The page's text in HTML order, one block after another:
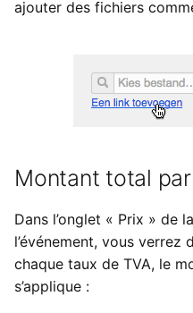
ajouter des fichiers
Montant total
Dans l’onglet « Prix » de
l’événement, vous verrez
chaque taux de TVA, le
s’applique :